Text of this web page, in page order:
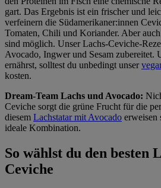
gart. Das Ergebnis ist ein frischer und
verfeinern die Südamerikaner:innen
Tomaten, Chili und Koriander. Aber
sind möglich. Unser Lachs-Ceviche-
Avocado, Ingwer und Sesam zubereitet.
ernährst, solltest du unbedingt unser
kosten.
Dream-Team Lachs und Avocado:
Ceviche sorgt die grüne Frucht für die
diesem Lachstatar mit Avocado erweisen
ideale Kombination.
So wählst du den besten
Ceviche